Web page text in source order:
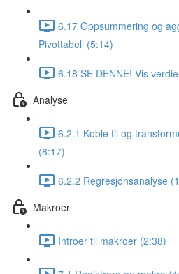
6.17 Oppsummering og
Pivottabell (5:14)
6.18 SE DENNE! Vis
Analyse
6.2.1 Koble til og
(8:17)
6.2.2 Regresjonsanalyse
Makroer
Introer til makroer (2:38)